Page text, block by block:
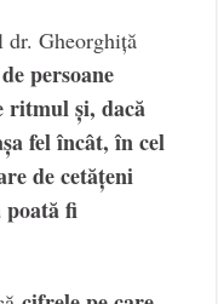
dr. Gheorghiță
persoane
ritmul și, dacă
fel încât, în cel
de cetățeni
poată fi